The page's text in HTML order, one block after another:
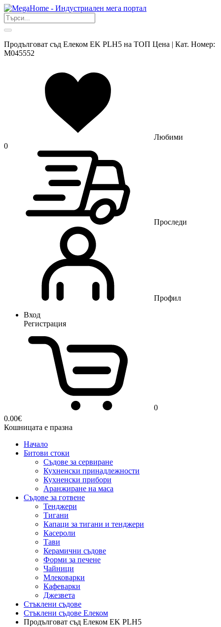
Продълговат съд Елеком EK PLH5 на ТОП Цена | Кат. Номер:
M045552
Любими
0
Проследи
Профил
Вход
Регистрация
0
0.00€
Кошницата е празна
Начало
Битови стоки
Съдове за сервиране
Кухненски принадлежности
Кухненски прибори
Аранжиране на маса
Съдове за готвене
Тенджери
Тигани
Капаци за тигани и тенджери
Касероли
Тави
Керамични съдове
Форми за печене
Чайници
Млековарки
Кафеварки
Джезвета
Стъклени съдове
Стъклени съдове Елеком
Продълговат съд Елеком EK PLH5